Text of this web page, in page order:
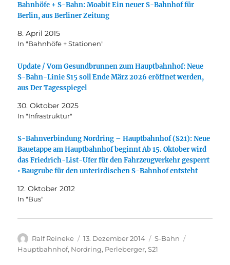
Bahnhöfe + S-Bahn: Moabit Ein neuer S-Bahnhof für
Berlin, aus Berliner Zeitung
8. April 2015
In "Bahnhöfe + Stationen"
Update / Vom Gesundbrunnen zum Hauptbahnhof: Neue
S-Bahn-Linie S15 soll Ende März 2026 eröffnet werden,
aus Der Tagesspiegel
30. Oktober 2025
In "Infrastruktur"
S-Bahnverbindung Nordring – Hauptbahnhof (S21): Neue
Bauetappe am Hauptbahnhof beginnt Ab 15. Oktober wird
das Friedrich-List-Ufer für den Fahrzeugverkehr gesperrt
• Baugrube für den unterirdischen S-Bahnhof entsteht
12. Oktober 2012
In "Bus"
Autor
Ralf Reineke
Veröffentlicht
am
13. Dezember 2014 Kategorien
S-Bahn
Hauptbahnhof, Nordring, Perleberger,S21